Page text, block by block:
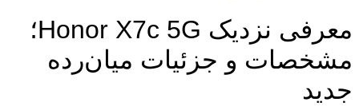
معرفی نزدیک Honor X7c 5G؛
مشخصات و جزئیات میان‌رده
جدید